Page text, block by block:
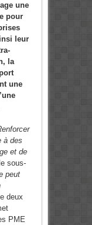
une
pour
leur
la
une
à des
et de
sous-
peut
deux
PME